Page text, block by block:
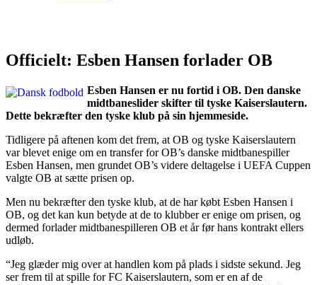
Officielt: Esben Hansen forlader OB
Esben Hansen er nu fortid i OB. Den danske
midtbaneslider skifter til tyske Kaiserslautern.
Dette bekræfter den tyske klub på sin hjemmeside.
Tidligere på aftenen kom det frem, at OB og tyske Kaiserslautern
var blevet enige om en transfer for OB’s danske midtbanespiller
Esben Hansen, men grundet OB’s videre deltagelse i UEFA Cuppen
valgte OB at sætte prisen op.
Men nu bekræfter den tyske klub, at de har købt Esben Hansen i
OB, og det kan kun betyde at de to klubber er enige om prisen, og
dermed forlader midtbanespilleren OB et år før hans kontrakt ellers
udløb.
“Jeg glæder mig over at handlen kom på plads i sidste sekund. Jeg
ser frem til at spille for FC Kaiserslautern, som er en af de